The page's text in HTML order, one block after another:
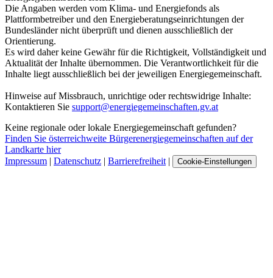
Die Angaben werden vom Klima- und Energiefonds als
Plattformbetreiber und den Energieberatungseinrichtungen der
Bundesländer nicht überprüft und dienen ausschließlich der
Orientierung.
Es wird daher keine Gewähr für die Richtigkeit, Vollständigkeit und
Aktualität der Inhalte übernommen. Die Verantwortlichkeit für die
Inhalte liegt ausschließlich bei der jeweiligen Energiegemeinschaft.
Hinweise auf Missbrauch, unrichtige oder rechtswidrige Inhalte:
Kontaktieren Sie support@energiegemeinschaften.gv.at
Keine regionale oder lokale Energiegemeinschaft gefunden?
Finden Sie österreichweite Bürgerenergiegemeinschaften auf der
Landkarte hier
Impressum | Datenschutz | Barrierefreiheit | Cookie-Einstellungen